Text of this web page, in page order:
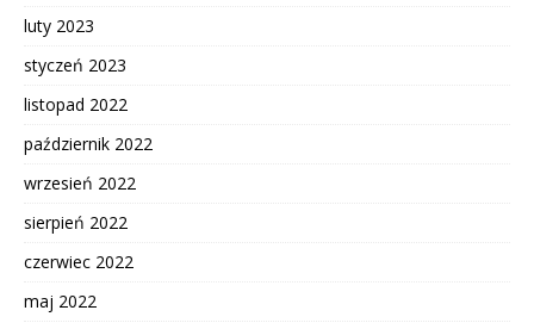
luty 2023
styczeń 2023
listopad 2022
październik 2022
wrzesień 2022
sierpień 2022
czerwiec 2022
maj 2022